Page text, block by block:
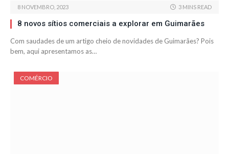
8 NOVEMBRO, 2023 3 MINS READ
8 novos sítios comerciais a explorar em Guimarães
Com saudades de um artigo cheio de novidades de Guimarães? Pois
bem, aqui apresentamos as…
COMÉRCIO